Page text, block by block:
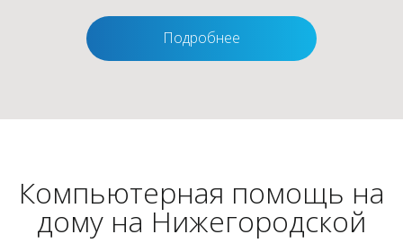
Подробнее
Компьютерная помощь на
дому на Нижегородской